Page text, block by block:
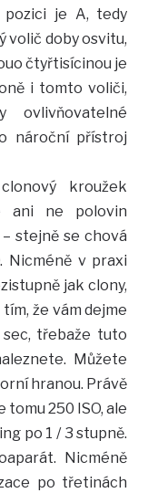
pozici je A, tedy
volič doby osvitu,
čtyřtisícinou je
i tomto voliči,
nároční přístroj
kroužek
ani ne polovin
stejně se chová
Nicméně v praxi
jak clony,
že vám dejme
třebaže tuto
Můžete
hranou. Právě
250 ISO, ale
po 1 / 3 stupně.
Nicméně
po třetinách